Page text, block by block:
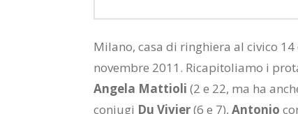
Milano, casa di ringhiera al civico
novembre 2011. Ricapitoliamo i
Angela Mattioli (2 e 22, ma ha
coniugi Du Vivier(6 e 7), Antonio